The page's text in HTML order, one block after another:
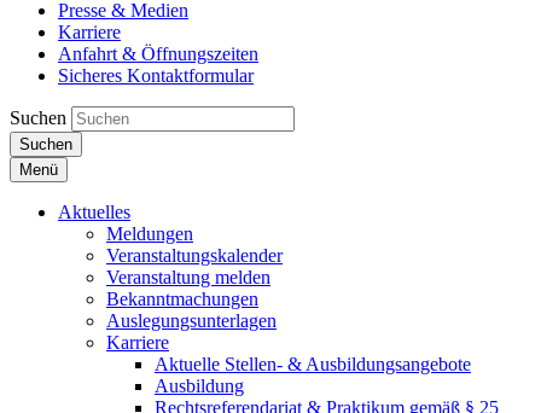
Presse & Medien
Karriere
Anfahrt & Öffnungszeiten
Sicheres Kontaktformular
Suchen
Suchen
Menü
Aktuelles
Meldungen
Veranstaltungskalender
Veranstaltung melden
Bekanntmachungen
Auslegungsunterlagen
Karriere
Aktuelle Stellen- & Ausbildungsangebote
Ausbildung
Rechtsreferendariat & Praktikum gemäß § 25